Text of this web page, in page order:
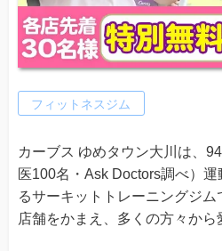
フィットネスジム
カーブス ゆめタウン大川は、
医100名・Ask Doctors調べ）
るサーキットトレーニングジ
店舗をかまえ、多くの方々から